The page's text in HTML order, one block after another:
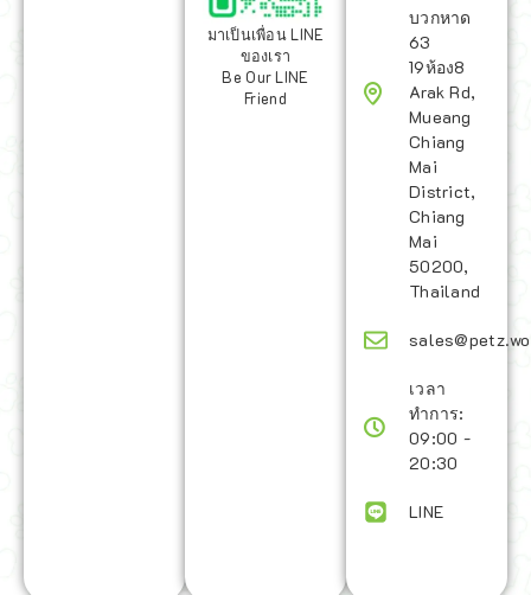
มาเป็นเพื่อน LINE
ของเรา
Be Our LINE
Friend
บวกหาด
63
19ห้อง8
Arak Rd,
Mueang
Chiang
Mai
District,
Chiang
Mai
50200,
Thailand
เวลา
ทำการ:
09:00 -
20:30
LINE